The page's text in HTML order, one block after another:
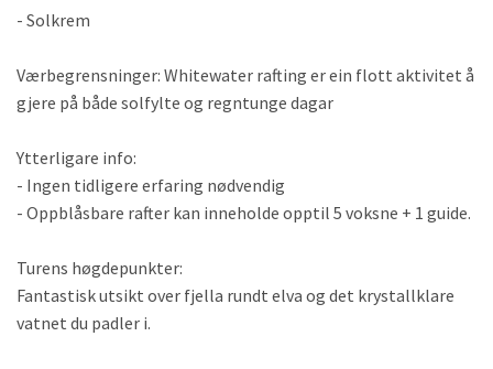
- Solkrem
Værbegrensninger: Whitewater rafting er ein flott aktivitet å
gjere på både solfylte og regntunge dagar
Ytterligare info:
- Ingen tidligere erfaring nødvendig
- Oppblåsbare rafter kan inneholde opptil 5 voksne + 1 guide.
Turens høgdepunkter:
Fantastisk utsikt over fjella rundt elva og det krystallklare
vatnet du padler i.